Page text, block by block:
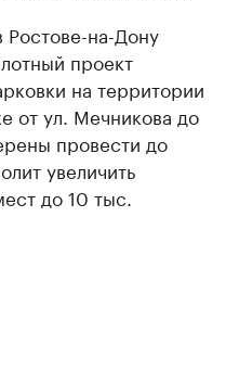
Ростове-на-Дону
проект
на территории
от ул. Мечникова до
провести до
увеличить
до 10 тыс.